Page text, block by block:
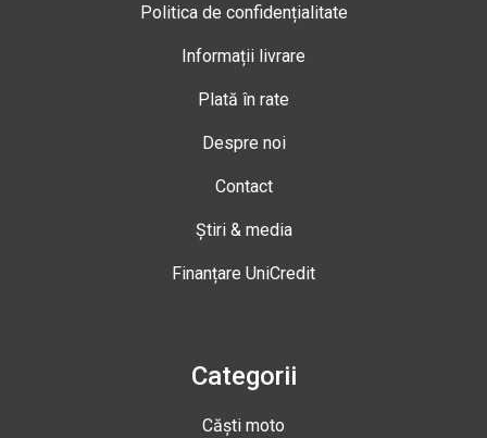
Politica de confidențialitate
Informații livrare
Plată în rate
Despre noi
Contact
Știri & media
Finanțare UniCredit
Categorii
Căști moto